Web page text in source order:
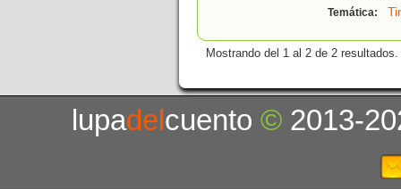
Temática:
Mostrando del 1 al 2 de 2 resultados.
lupadelcuento© 2013-